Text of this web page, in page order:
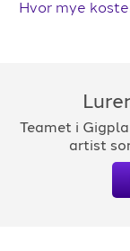
Hvor mye
Teamet i
artist